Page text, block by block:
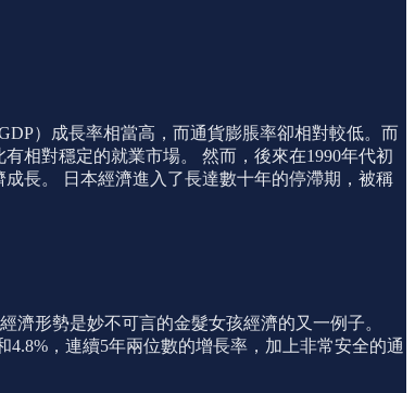
）成長率相當高，而通貨膨脹率卻相對較低。而
相對穩定的就業市場。 然而，後來在1990年代初
長。 日本經濟進入了長達數十年的停滯期，被稱
濟形勢是妙不可言的金髮女孩經濟的又一例子。
4.8%，連續5年兩位數的增長率，加上非常安全的通